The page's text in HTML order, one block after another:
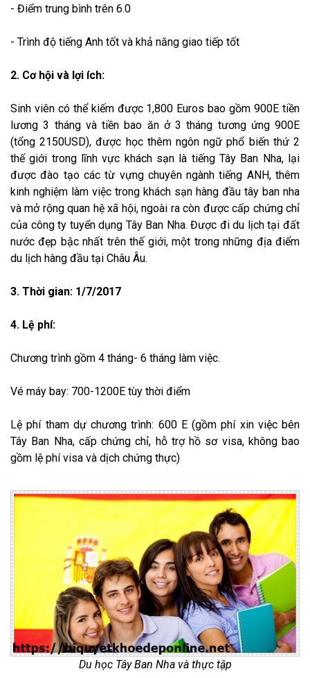
- Điểm trung bình trên 6.0
- Trình độ tiếng Anh tốt và khả năng giao tiếp tốt
2. Cơ hội và lợi ích:
Sinh viên có thể kiếm được 1,800 Euros bao gồm 900E tiền
lương 3 tháng và tiền bao ăn ở 3 tháng tương ứng 900E
(tổng 2150USD), được học thêm ngôn ngữ phổ biến thứ 2
thế giới trong lĩnh vực khách sạn là tiếng Tây Ban Nha, lại
được đào tạo các từ vựng chuyên ngành tiếng ANH, thêm
kinh nghiệm làm việc trong khách sạn hàng đầu tây ban nha
và mở rộng quan hệ xã hội, ngoài ra còn được cấp chứng chỉ
của công ty tuyển dụng Tây Ban Nha. Được đi du lịch tại đất
nước đẹp bậc nhất trên thế giới, một trong những địa điểm
du lịch hàng đầu tại Châu Âu.
3. Thời gian: 1/7/2017
4. Lệ phí:
Chương trình gồm 4 tháng- 6 tháng làm việc.
Vé máy bay: 700-1200E tùy thời điểm
Lệ phí tham dự chương trình: 600 E (gồm phí xin việc bên
Tây Ban Nha, cấp chứng chỉ, hỗ trợ hồ sơ visa, không bao
gồm lệ phí visa và dịch chứng thực)
Du học Tây Ban Nha và thực tập